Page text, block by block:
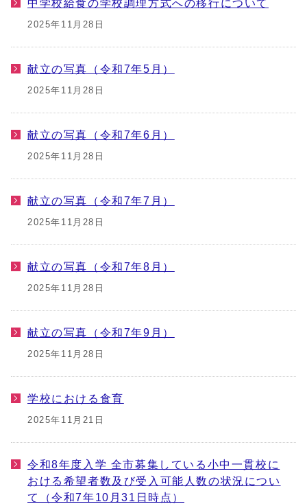
中学校給食の学校調理方式への移行について
2025年11月28日
献立の写真（令和7年5月）
2025年11月28日
献立の写真（令和7年6月）
2025年11月28日
献立の写真（令和7年7月）
2025年11月28日
献立の写真（令和7年8月）
2025年11月28日
献立の写真（令和7年9月）
2025年11月28日
学校における食育
2025年11月21日
令和8年度入学 全市募集している小中一貫校に
おける希望者数及び受入可能人数の状況につい
て（令和7年10月31日時点）